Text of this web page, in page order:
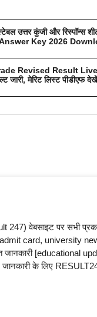
उत्तर कुंजी और रिस्पॉन्स
Key 2026
Revised Result Live:
जारी, मेरिट लिस्ट पीडीएफ देखें
247) वेबसाइट पर सभी
card, university
जानकारी [educational
जानकारी के लिए